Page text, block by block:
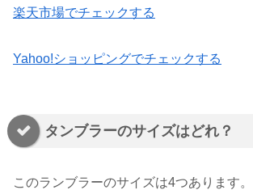
楽天市場でチェックする
Yahoo!ショッピングでチェックする
タンブラーのサイズはどれ？
このランブラーのサイズは4つあります。